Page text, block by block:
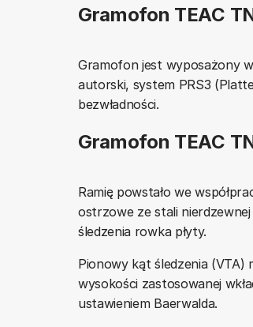
Gramofon TEAC
Gramofon jest wyposażony
autorski, system PRS3
bezwładności.
Gramofon TEAC
Ramię powstało we
ostrzowe ze stali
śledzenia rowka płyty.
Pionowy kąt śledzenia (VTA)
wysokości zastosowanej
ustawieniem Baerwalda.